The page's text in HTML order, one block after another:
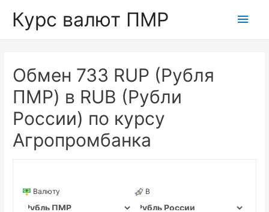
Курс валют ПМР
Обмен 733 RUP (Рубля
ПМР) в RUB (Рубли
России) по курсу
Агропромбанка
Валюту В